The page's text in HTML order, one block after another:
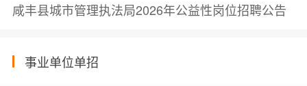
咸丰县城市管理执法局2026年公益性岗位招聘公告
事业单位单招